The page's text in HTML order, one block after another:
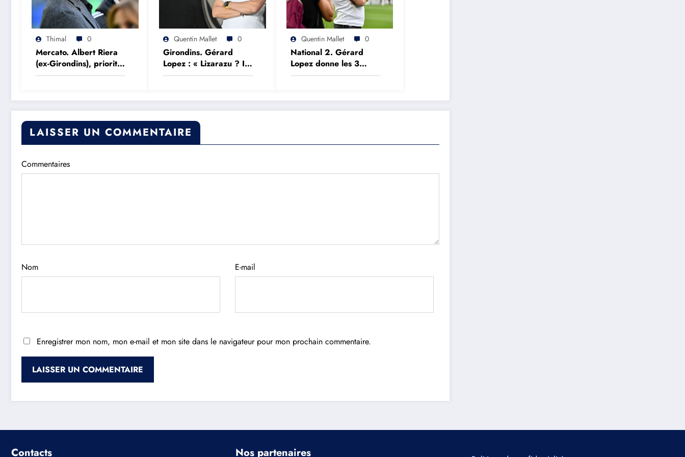
Thimal 0
Mercato. Albert Riera
(ex-Girondins), priorité
d’un top club européen
Quentin Mallet 0
Girondins. Gérard
Lopez : « Lizarazu ? Il
devrait parler de foot
pas »
Quentin Mallet 0
National 2. Gérard
Lopez donne les 3
raisons de croire en la
LAISSER UN COMMENTAIRE
Commentaires
Nom E-mail
Enregistrer mon nom, mon e-mail et mon site dans le navigateur pour mon prochain commentaire.
Contacts Nos partenaires